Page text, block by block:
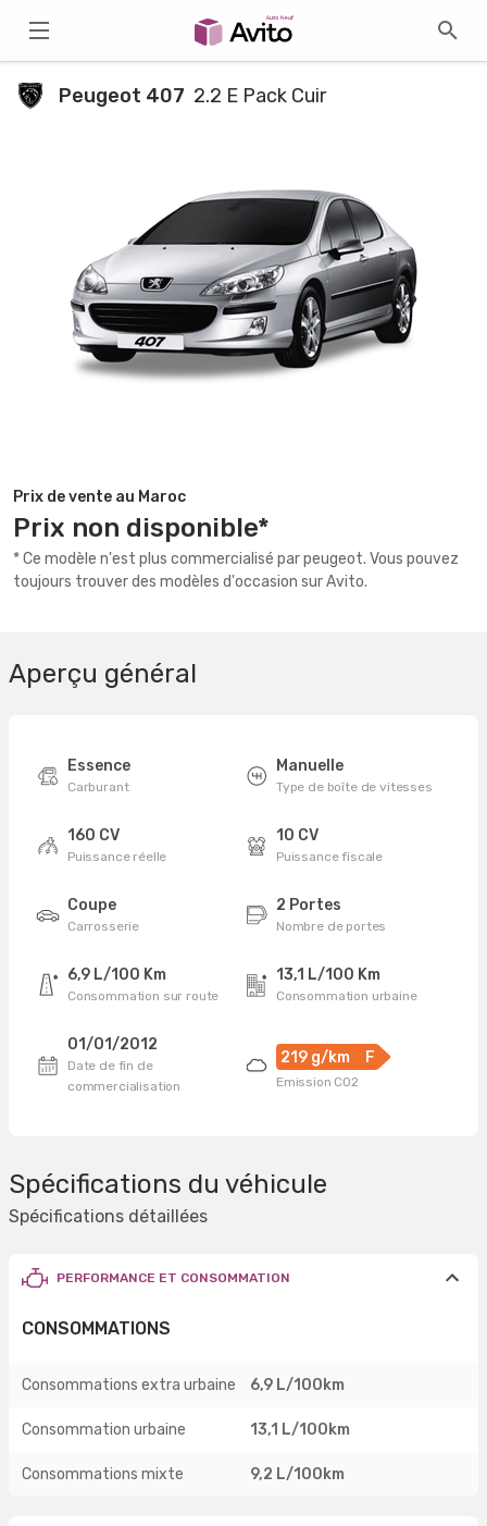
Peugeot 407 2.2 E Pack Cuir
Prix de vente au Maroc
Prix non disponible*
* Ce modèle n'est plus commercialisé par peugeot. Vous pouvez
toujours trouver des modèles d'occasion sur Avito.
Aperçu général
Essence
Carburant
Manuelle
Type de boîte de vitesses
160 CV
Puissance réelle
10 CV
Puissance fiscale
Coupe
Carrosserie
2 Portes
Nombre de portes
6,9 L/100 Km
Consommation sur route
13,1 L/100 Km
Consommation urbaine
01/01/2012
Date de fin de
commercialisation
219 g/km F
Emission CO2
Spécifications du véhicule
Spécifications détaillées
PERFORMANCE ET CONSOMMATION
CONSOMMATIONS
Consommations extra urbaine 6,9 L/100km
Consommation urbaine 13,1 L/100km
Consommations mixte 9,2 L/100km